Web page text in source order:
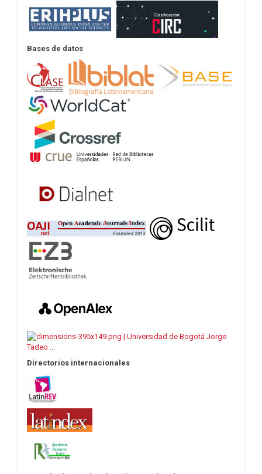
Bases de datos
Directorios internacionales